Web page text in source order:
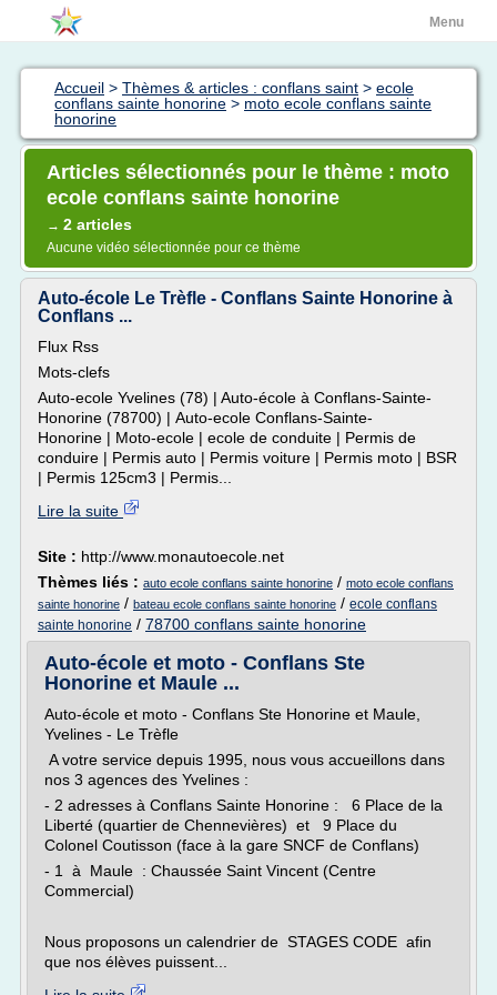
Menu
Accueil > Thèmes & articles : conflans saint > ecole
conflans sainte honorine > moto ecole conflans sainte
honorine
Articles sélectionnés pour le thème : moto
ecole conflans sainte honorine
→ 2 articles
Aucune vidéo sélectionnée pour ce thème
Auto-école Le Trèfle - Conflans Sainte Honorine à
Conflans ...
Flux Rss
Mots-clefs
Auto-ecole Yvelines (78) | Auto-école à Conflans-Sainte-
Honorine (78700) | Auto-ecole Conflans-Sainte-
Honorine | Moto-ecole | ecole de conduite | Permis de
conduire | Permis auto | Permis voiture | Permis moto | BSR
| Permis 125cm3 | Permis...
Lire la suite
Site : http://www.monautoecole.net
Thèmes liés : auto ecole conflans sainte honorine / moto ecole conflans
sainte honorine / bateau ecole conflans sainte honorine / ecole conflans
sainte honorine / 78700 conflans sainte honorine
Auto-école et moto - Conflans Ste
Honorine et Maule ...
Auto-école et moto - Conflans Ste Honorine et Maule,
Yvelines - Le Trèfle
A votre service depuis 1995, nous vous accueillons dans
nos 3 agences des Yvelines :
- 2 adresses à Conflans Sainte Honorine : 6 Place de la
Liberté (quartier de Chennevières) et 9 Place du
Colonel Coutisson (face à la gare SNCF de Conflans)
- 1 à Maule : Chaussée Saint Vincent (Centre
Commercial)
Nous proposons un calendrier de STAGES CODE afin
que nos élèves puissent...